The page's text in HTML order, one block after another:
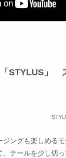
STYLUS」
ジングも楽しめる
テールを少し切っ